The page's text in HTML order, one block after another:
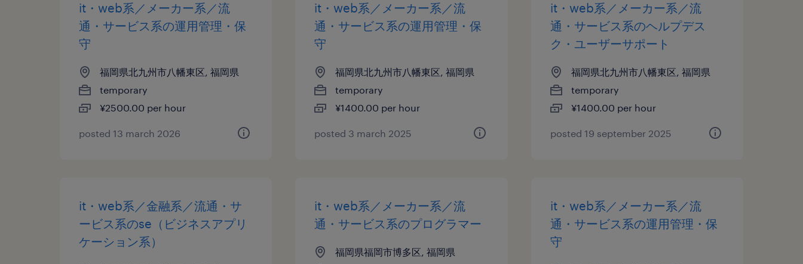
it・web系／メーカー系／流
通・サービス系の運用管理・保
守
福岡県北九州市八幡東区, 福岡県
temporary
¥2500.00 per hour
posted 13 march 2026
it・web系／メーカー系／流
通・サービス系の運用管理・保
守
福岡県北九州市八幡東区, 福岡県
temporary
¥1400.00 per hour
posted 3 march 2025
it・web系／メーカー系／流
通・サービス系のヘルプデス
ク・ユーザーサポート
福岡県北九州市八幡東区, 福岡県
temporary
¥1400.00 per hour
posted 19 september 2025
it・web系／金融系／流通・サ
ービス系のse（ビジネスアプリ
ケーション系）
it・web系／メーカー系／流
通・サービス系のプログラマー
福岡県福岡市博多区, 福岡県
it・web系／メーカー系／流
通・サービス系の運用管理・保
守